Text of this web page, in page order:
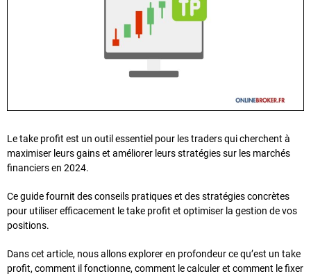
Le take profit est un outil essentiel pour les traders qui cherchent à
maximiser leurs gains et améliorer leurs stratégies sur les marchés
financiers en 2024.
Ce guide fournit des conseils pratiques et des stratégies concrètes
pour utiliser efficacement le take profit et optimiser la gestion de vos
positions.
Dans cet article, nous allons explorer en profondeur ce qu’est un take
profit, comment il fonctionne, comment le calculer et comment le fixer